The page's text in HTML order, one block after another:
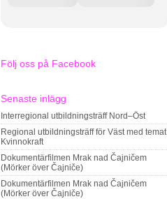
Följ oss på Facebook
Senaste inlägg
Interregional utbildningsträff Nord–Öst
Regional utbildningsträff för Väst med temat
Kvinnokraft
Dokumentärfilmen Mrak nad Čajničem
(Mörker över Čajniče)
Dokumentärfilmen Mrak nad Čajničem
(Mörker över Čajniče)